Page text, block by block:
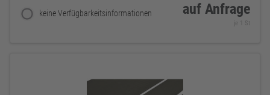
keine Verfügbarkeitsinformationen auf Anfrage
je 1 St